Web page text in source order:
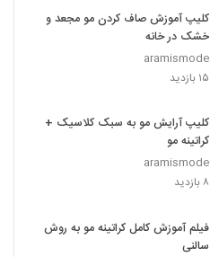
کلیپ آموزش صاف کردن مو مجعد و
خشک در خانه
aramismode
۱۵ بازدید
کلیپ آرایش مو به سبک کلاسیک +
کراتینه مو
aramismode
۸ بازدید
فیلم آموزش کامل کراتینه مو به روش
سالنی